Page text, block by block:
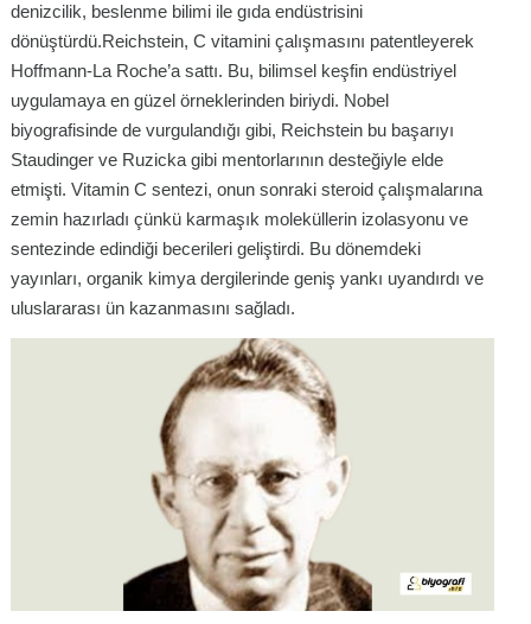
denizcilik, beslenme bilimi ile gıda endüstrisini
dönüştürdü.Reichstein, C vitamini çalışmasını patentleyerek
Hoffmann-La Roche’a sattı. Bu, bilimsel keşfin endüstriyel
uygulamaya en güzel örneklerinden biriydi. Nobel
biyografisinde de vurgulandığı gibi, Reichstein bu başarıyı
Staudinger ve Ruzicka gibi mentorlarının desteğiyle elde
etmişti. Vitamin C sentezi, onun sonraki steroid çalışmalarına
zemin hazırladı çünkü karmaşık moleküllerin izolasyonu ve
sentezinde edindiği becerileri geliştirdi. Bu dönemdeki
yayınları, organik kimya dergilerinde geniş yankı uyandırdı ve
uluslararası ün kazanmasını sağladı.